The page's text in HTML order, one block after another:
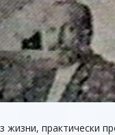
жизни, практически